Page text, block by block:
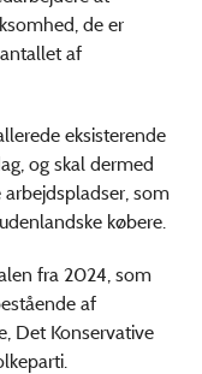
de er
af
eksisterende
og skal dermed
som
købere.
fra 2024, som
af
Det Konservative